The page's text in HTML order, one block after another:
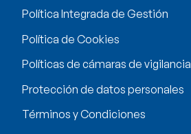
Política Integrada de Gestión
Política de Cookies
Políticas de cámaras de vigilancia
Protección de datos personales
Términos y Condiciones